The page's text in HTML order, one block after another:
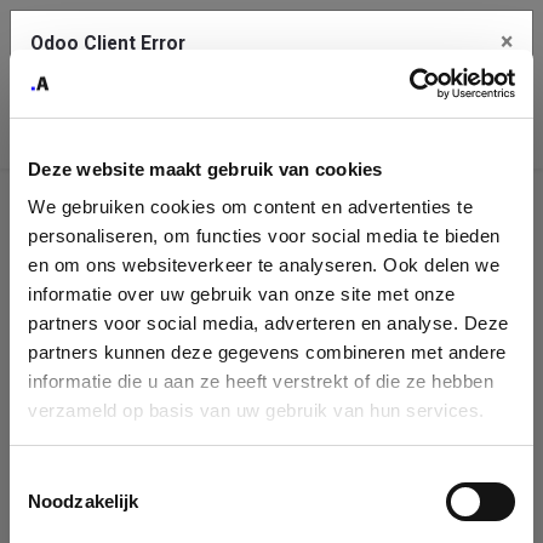
Deze website maakt gebruik van cookies
We gebruiken cookies om content en advertenties te
personaliseren, om functies voor social media te bieden
en om ons websiteverkeer te analyseren. Ook delen we
informatie over uw gebruik van onze site met onze
partners voor social media, adverteren en analyse. Deze
partners kunnen deze gegevens combineren met andere
informatie die u aan ze heeft verstrekt of die ze hebben
verzameld op basis van uw gebruik van hun services.
Noodzakelijk
Company
Identification
Please fill in your company details
You can search a company in our database by name, VAT or
enterprise ID. When a company is selected it will auto-complete the
form. If you don't find your company in our database, you can create
Odoo Client Error ×
service.
See details
Ok